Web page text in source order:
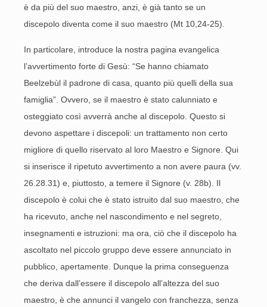
è da più del suo maestro, anzi, è già tanto se un
discepolo diventa come il suo maestro (Mt 10,24-25).
In particolare, introduce la nostra pagina evangelica
l’avvertimento forte di Gesù: “Se hanno chiamato
Beelzebùl il padrone di casa, quanto più quelli della sua
famiglia”. Ovvero, se il maestro è stato calunniato e
osteggiato così avverrà anche al discepolo. Questo si
devono aspettare i discepoli: un trattamento non certo
migliore di quello riservato al loro Maestro e Signore. Qui
si inserisce il ripetuto avvertimento a non avere paura (vv.
26.28.31) e, piuttosto, a temere il Signore (v. 28b). Il
discepolo è colui che è stato istruito dal suo maestro, che
ha ricevuto, anche nel nascondimento e nel segreto,
insegnamenti e istruzioni: ma ora, ciò che il discepolo ha
ascoltato nel piccolo gruppo deve essere annunciato in
pubblico, apertamente. Dunque la prima conseguenza
che deriva dall’essere il discepolo all’altezza del suo
maestro, è che annunci il vangelo con franchezza, senza